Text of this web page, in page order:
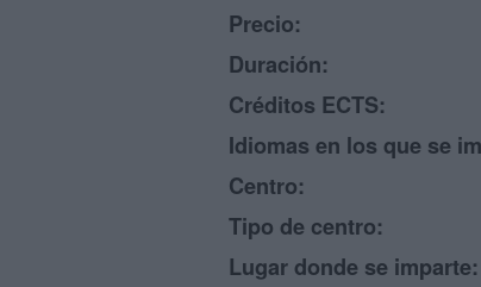
Precio:
Duración:
Créditos ECTS:
Idiomas en los que se
Centro:
Tipo de centro:
Lugar donde se imparte: